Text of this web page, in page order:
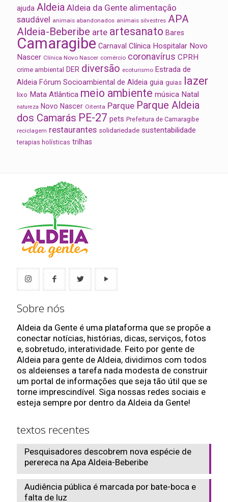
ajuda Aldeia Aldeia da Gente alimentação
saudável animais abandonados animais silvestres APA
Aldeia-Beberibe arte artesanato Bares
Camaragibe Carnaval Clínica Hospitalar Novo
Nascer Clínica Novo Nascer comércio coronavírus CPRH
crime ambiental DER diversão ecoturismo Estrada de
Aldeia Fórum Socioambiental de Aldeia guia guias lazer
lixo Mata Atlântica meio ambiente música Natal
natureza Novo Nascer Oitenta Parque Parque Aldeia
dos Camarás PE-27 pets Prefeitura de Camaragibe
reciclagem restaurantes solidariedade sustentabilidade
terapias holísticas trilhas
Sobre nós
Aldeia da Gente é uma plataforma que se propõe a
conectar notícias, histórias, dicas, serviços, fotos
e, sobretudo, interatividade. Feito por gente de
Aldeia para gente de Aldeia, dividimos com todos
os aldeienses a tarefa nada modesta de construir
um portal de informações que seja tão útil que se
torne imprescindível. Siga nossas redes sociais e
esteja sempre por dentro da Aldeia da Gente!
textos recentes
Pesquisadores descobrem nova espécie de
perereca na Apa Aldeia-Beberibe
Audiência pública é marcada por bate-boca e
falta de luz